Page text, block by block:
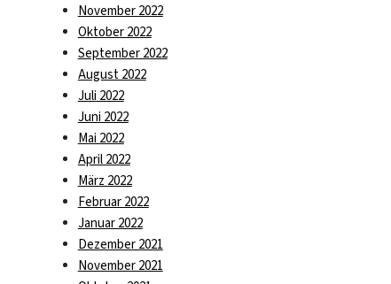
November 2022
Oktober 2022
September 2022
August 2022
Juli 2022
Juni 2022
Mai 2022
April 2022
März 2022
Februar 2022
Januar 2022
Dezember 2021
November 2021